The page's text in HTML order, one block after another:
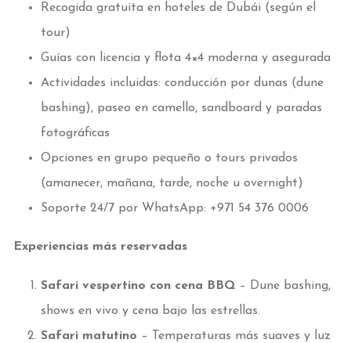
Recogida gratuita en hoteles de Dubái (según el
tour)
Guías con licencia y flota 4×4 moderna y asegurada
Actividades incluidas: conducción por dunas (dune
bashing), paseo en camello, sandboard y paradas
fotográficas
Opciones en grupo pequeño o tours privados
(amanecer, mañana, tarde, noche u overnight)
Soporte 24/7 por WhatsApp: +971 54 376 0006
Experiencias más reservadas
Safari vespertino con cena BBQ – Dune bashing,
shows en vivo y cena bajo las estrellas.
Safari matutino – Temperaturas más suaves y luz